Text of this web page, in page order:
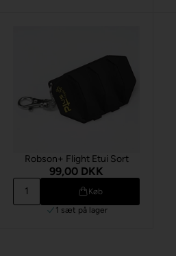
Robson+ Flight Etui Sort
99,00 DKK
Køb
1 sæt på lager